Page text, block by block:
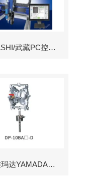
MUSASHI/武藏PC控制图像识别机械臂
日本雅玛达YAMADA往复泵